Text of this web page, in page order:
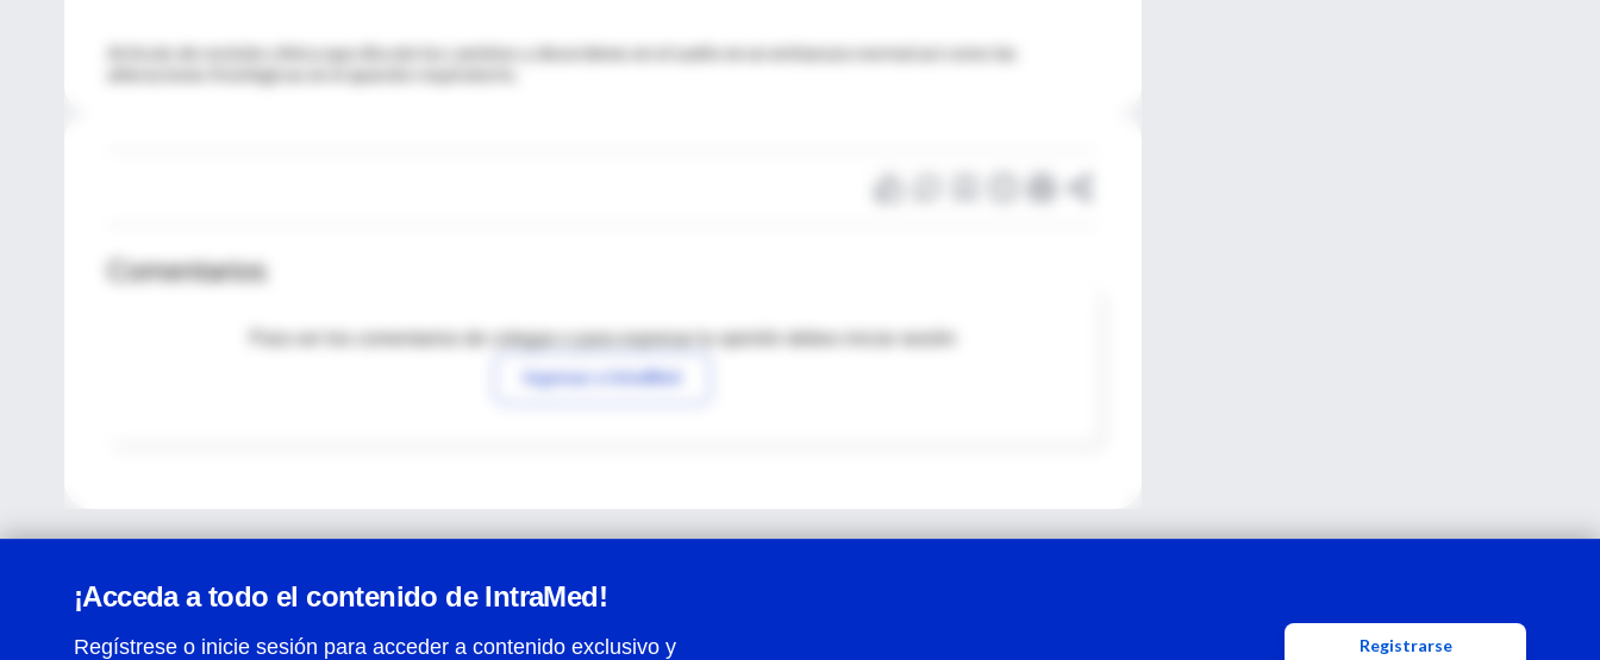
Artículo de revisión clínica que discute los cambios y desordenes en el sueño en un embarazo normal así como las
alteraciones fisiológicas en el aparato respiratorio.
Comentarios
Para ver los comentarios de colegas o para expresar tu opinión debes iniciar sesión
Ingresar a IntraMed
¡Acceda a todo el contenido de IntraMed!
Regístrese o inicie sesión para acceder a contenido exclusivo y Registrarse